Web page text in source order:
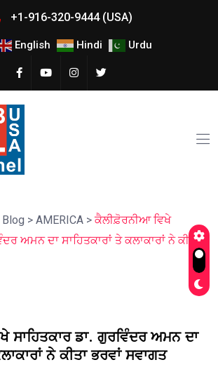
+1-916-320-9444 (USA)
English Hindi Urdu
Blog > AMERICA > ਕੈਲੀਫ਼ੋਰਨੀਆ ਵਿਖੇ
ਅਮਨ ਦਾ ਸਾਹਿਤਕਾਰਾਂ ਤੇ ਕਲਾਕਾਰਾਂ ਨੇ ਕੀਤਾ
ਸਾਹਿਤਕਾਰ ਡਾ. ਗੁਰਵਿੰਦਰ ਅਮਨ ਦਾ
ਨੇ ਕੀਤਾ ਭਰਵਾਂ ਸਵਾਗਤ